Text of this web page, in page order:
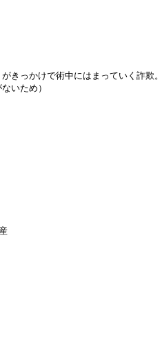
きっかけで術中にはまっていく詐欺
いため）